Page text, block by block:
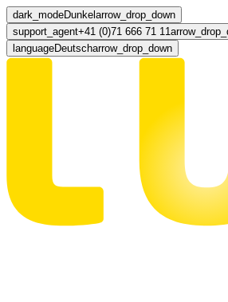
dark_modeDunkel arrow_drop_down
support_agent+41 (0)71 666 71 11
languageDeutscharrow_drop_down